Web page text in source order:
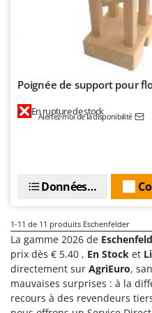
Seven Italy
Sirman
Skil
Solidur
Spiralmac
Spring Protezione
Spyro
Stanley
Poignée de support pour
En rupture de stock
Alertez-moi de la disponibilité
Données techniques
1-11 de 11 produits Eschenfelder
La gamme 2026 de
prix dès € 5.40 , En Stock et
directement sur AgriEuro,
mauvaises surprises : à la
recours à des revendeurs